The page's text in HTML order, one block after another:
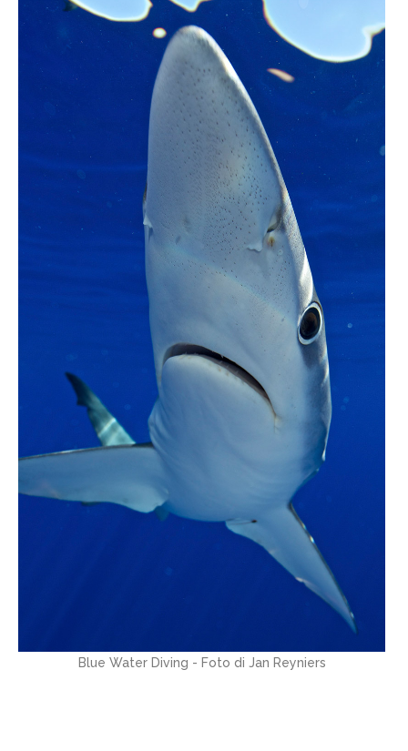
Blue Water Diving - Foto di Jan Reyniers